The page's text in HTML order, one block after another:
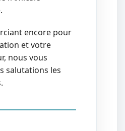
encore pour
et votre
nous vous
salutations les